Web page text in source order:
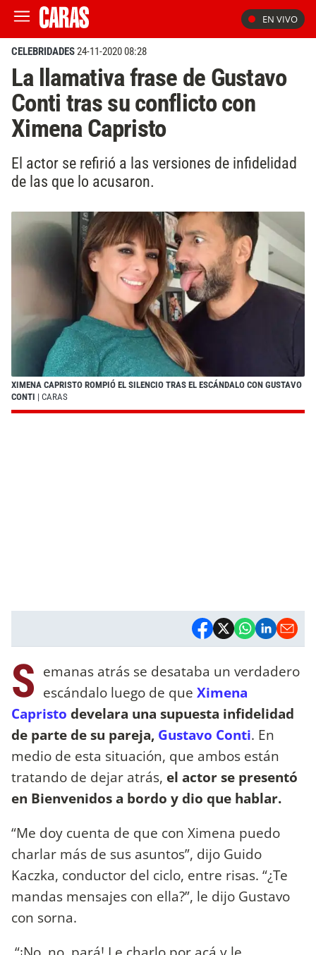
EN VIVO
CELEBRIDADES24-11-2020 08:28
La llamativa frase de Gustavo
Conti tras su conflicto con
Ximena Capristo
El actor se refirió a las versiones de infidelidad
de las que lo acusaron.
XIMENA CAPRISTO ROMPIÓ EL SILENCIO TRAS EL ESCÁNDALO CON GUSTAVO
CONTI | CARAS
S emanas atrás se desataba un verdadero
escándalo luego de que Ximena
Capristo develara una supuesta infidelidad
de parte de su pareja, Gustavo Conti. En
medio de esta situación, que ambos están
tratando de dejar atrás, el actor se presentó
en Bienvenidos a bordo y dio que hablar.
“Me doy cuenta de que con Ximena puedo
charlar más de sus asuntos”, dijo Guido
Kaczka, conductor del ciclo, entre risas. “¿Te
mandas mensajes con ella?”, le dijo Gustavo
con sorna.